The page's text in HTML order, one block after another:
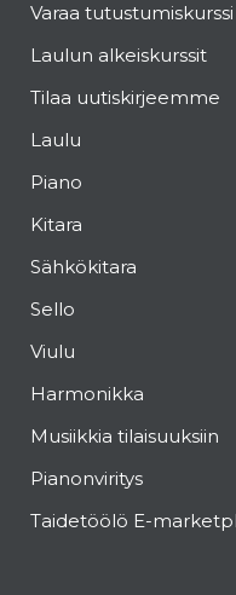
Varaa tutustumiskurssi
Laulun alkeiskurssit
Tilaa uutiskirjeemme
Laulu
Piano
Kitara
Sähkökitara
Sello
Viulu
Harmonikka
Musiikkia tilaisuuksiin
Pianonviritys
Taidetöölö E-